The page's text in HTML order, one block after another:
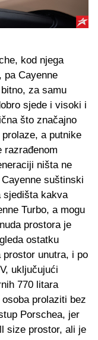
kod njega
pa Cayenne
za samu
sjede i visoki i
što značajno
a putnike
razrađenom
ništa ne
suštinski
sjedišta kakva
Turbo, a mogu
prostora je
ostatku
prostor unutra, i po
uključujući
770 litara
prolaziti bez
Porschea, jer
size prostor, ali je